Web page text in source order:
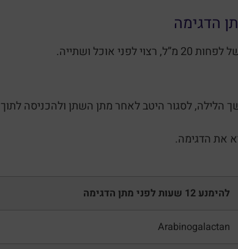
הדגימה
אוכל ושתייה.
הלילה, לסגור היטב לאחר מתן השתן ולהכניסה לתוך
את הדגימה.
להימנע 12 שעות לפני מתן הדגימה
Arabinogalactan